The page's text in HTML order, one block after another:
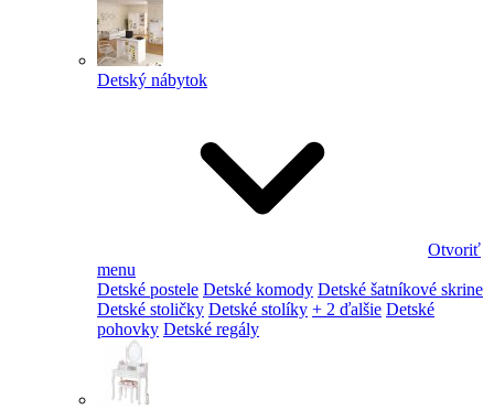
Detský nábytok
Otvoriť
menu
Detské postele Detské komody Detské šatníkové skrine
Detské stoličky Detské stolíky + 2 ďalšie Detské
pohovky Detské regály